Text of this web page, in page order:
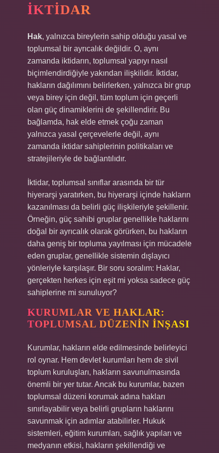
İKTIDAR
Hak, yalnızca bireylerin sahip olduğu yasal ve
toplumsal bir ayrıcalık değildir. O, aynı
zamanda iktidarın, toplumsal yapıyı nasıl
biçimlendirdiğiyle yakından ilişkilidir. İktidar,
hakların dağılımını belirlerken, yalnızca bir grup
veya birey için değil, tüm toplum için geçerli
olan güç dinamiklerini de şekillendirir. Bu
bağlamda, hak elde etmek çoğu zaman
yalnızca yasal çerçevelerle değil, aynı
zamanda iktidar sahiplerinin politikaları ve
stratejileriyle de bağlantılıdır.
İktidar, toplumsal sınıflar arasında bir tür
hiyerarşi yaratırken, bu hiyerarşi içinde hakların
kazanılması da belirli güç ilişkileriyle şekillenir.
Örneğin, güç sahibi gruplar genellikle haklarını
doğal bir ayrıcalık olarak görürken, bu hakların
daha geniş bir topluma yayılması için mücadele
eden gruplar, genellikle sistemin dışlayıcı
yönleriyle karşılaşır. Bir soru soralım: Haklar,
gerçekten herkes için eşit mi yoksa sadece güç
sahiplerine mi sunuluyor?
KURUMLAR VE HAKLAR:
TOPLUMSAL DÜZENIN İNŞASI
Kurumlar, hakların elde edilmesinde belirleyici
rol oynar. Hem devlet kurumları hem de sivil
toplum kuruluşları, hakların savunulmasında
önemli bir yer tutar. Ancak bu kurumlar, bazen
toplumsal düzeni korumak adına hakları
sınırlayabilir veya belirli grupların haklarını
savunmak için adımlar atabilirler. Hukuk
sistemleri, eğitim kurumları, sağlık yapıları ve
medyanın etkisi, hakların şekillendiği ve